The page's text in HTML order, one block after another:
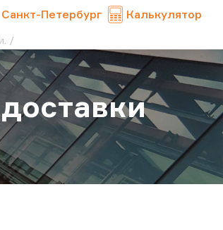
Санкт-Петербург Калькулятор